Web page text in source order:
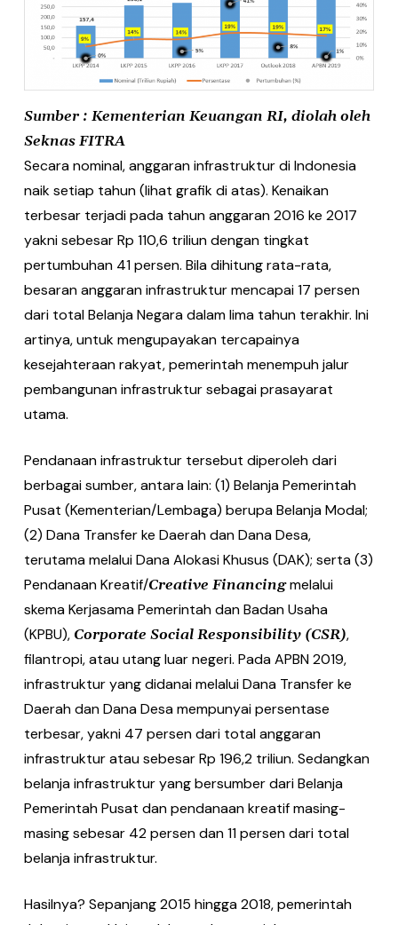
Sumber : Kementerian Keuangan RI, diolah oleh
Seknas FITRA
Secara nominal, anggaran infrastruktur di Indonesia
naik setiap tahun (lihat grafik di atas). Kenaikan
terbesar terjadi pada tahun anggaran 2016 ke 2017
yakni sebesar Rp 110,6 triliun dengan tingkat
pertumbuhan 41 persen. Bila dihitung rata-rata,
besaran anggaran infrastruktur mencapai 17 persen
dari total Belanja Negara dalam lima tahun terakhir. Ini
artinya, untuk mengupayakan tercapainya
kesejahteraan rakyat, pemerintah menempuh jalur
pembangunan infrastruktur sebagai prasayarat
utama.
Pendanaan infrastruktur tersebut diperoleh dari
berbagai sumber, antara lain: (1) Belanja Pemerintah
Pusat (Kementerian/Lembaga) berupa Belanja Modal;
(2) Dana Transfer ke Daerah dan Dana Desa,
terutama melalui Dana Alokasi Khusus (DAK); serta (3)
Pendanaan Kreatif/Creative Financingmelalui
skema Kerjasama Pemerintah dan Badan Usaha
(KPBU), Corporate Social Responsibility (CSR),
filantropi, atau utang luar negeri. Pada APBN 2019,
infrastruktur yang didanai melalui Dana Transfer ke
Daerah dan Dana Desa mempunyai persentase
terbesar, yakni 47 persen dari total anggaran
infrastruktur atau sebesar Rp 196,2 triliun. Sedangkan
belanja infrastruktur yang bersumber dari Belanja
Pemerintah Pusat dan pendanaan kreatif masing-
masing sebesar 42 persen dan 11 persen dari total
belanja infrastruktur.
Hasilnya? Sepanjang 2015 hingga 2018, pemerintah